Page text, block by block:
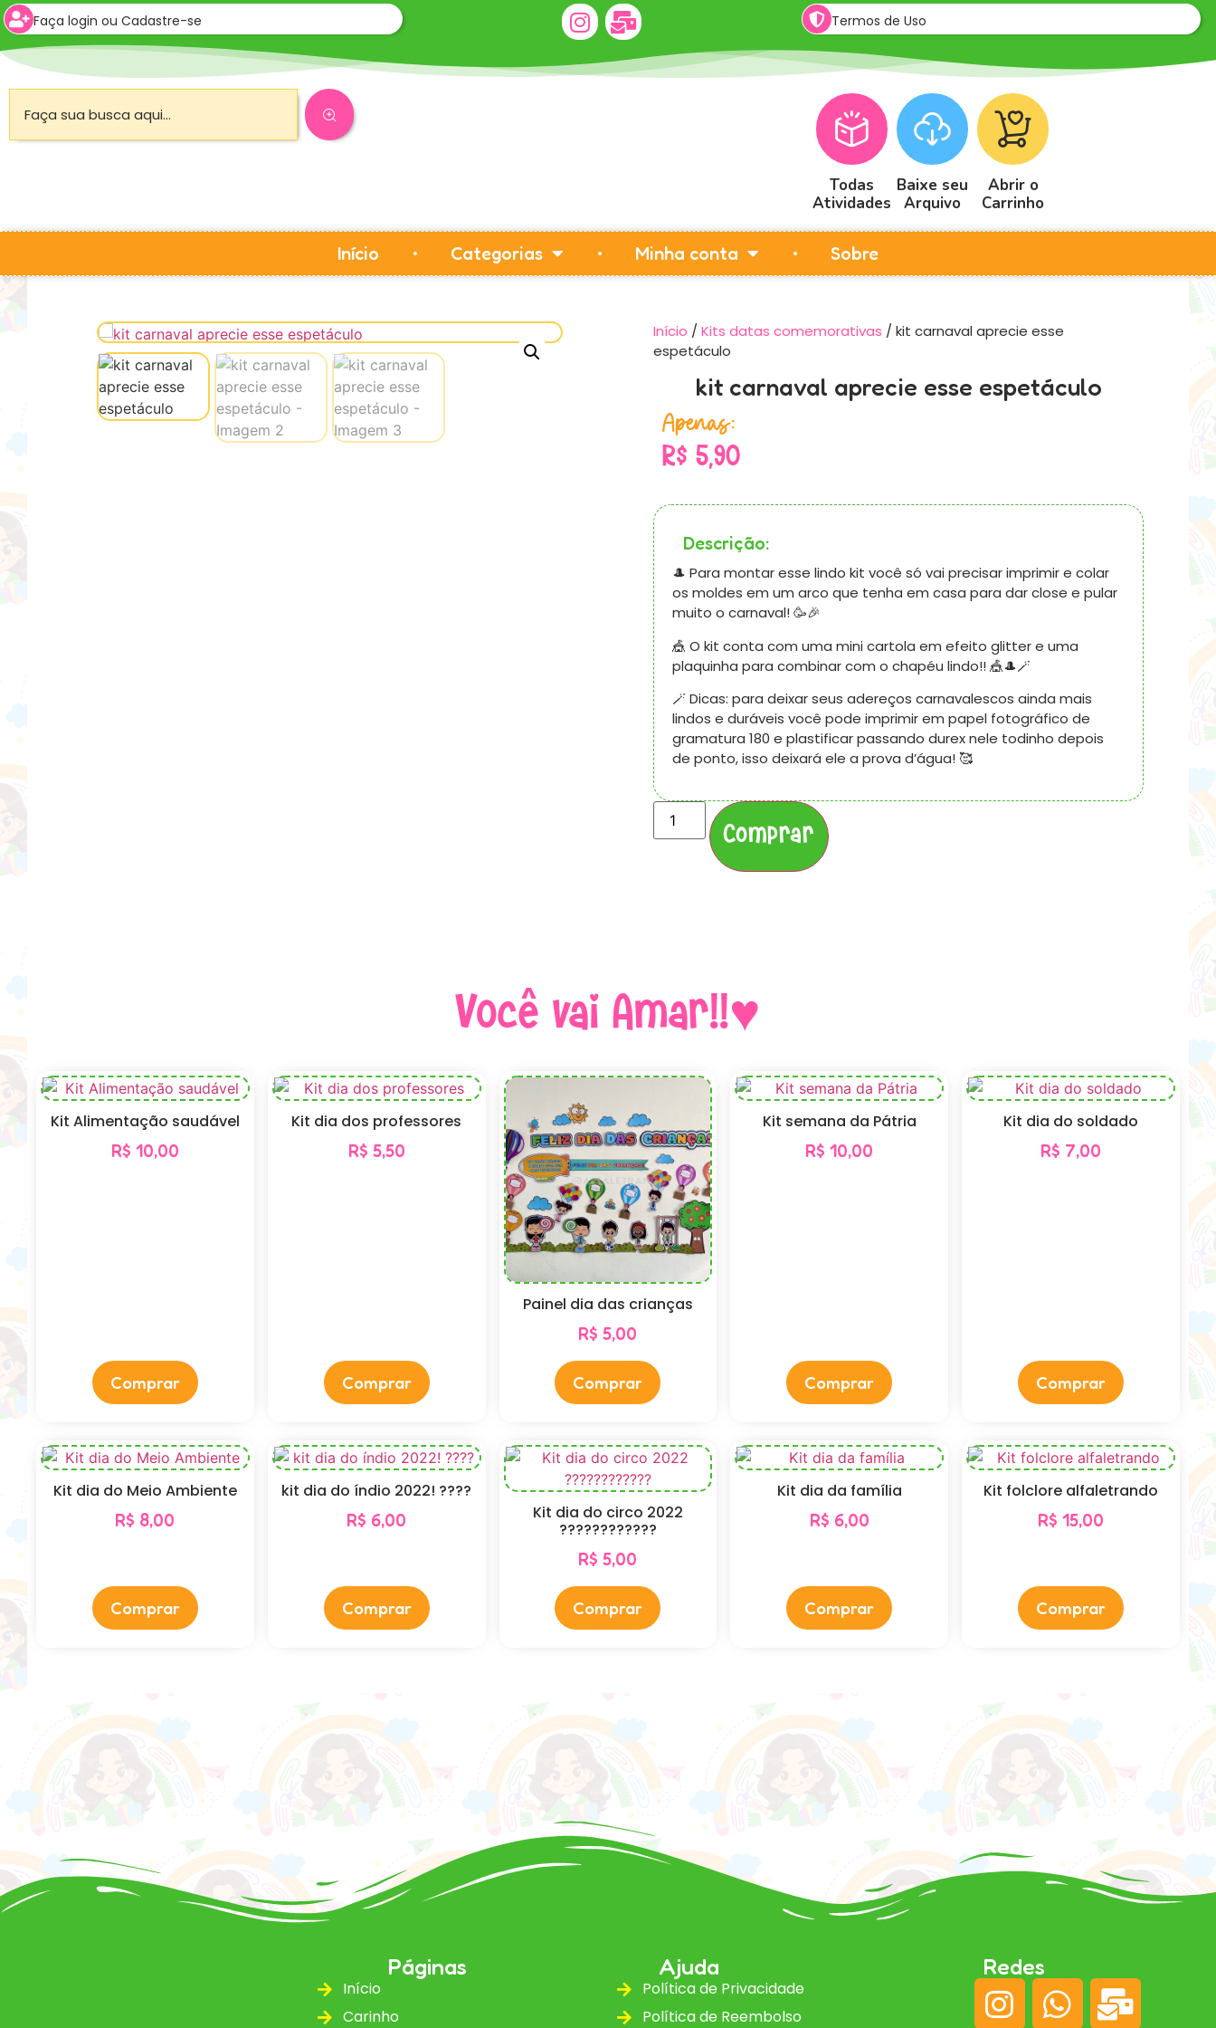
Faça login ou Cadastre-se Termos de Uso
Todas
Atividades
Baixe seu
Arquivo
Abrir o
Carrinho
Início Categorias Minha conta Sobre
Início / Kits datas comemorativas / kit carnaval aprecie esse
espetáculo
kit carnaval aprecie esse espetáculo
Apenas:
R$ 5,90
Descrição:
🎩 Para montar esse lindo kit você só vai precisar imprimir e colar
os moldes em um arco que tenha em casa para dar close e pular
muito o carnaval! 🥳🎉
🎪 O kit conta com uma mini cartola em efeito glitter e uma
plaquinha para combinar com o chapéu lindo!! 🎪🎩🪄
🪄 Dicas: para deixar seus adereços carnavalescos ainda mais
lindos e duráveis você pode imprimir em papel fotográfico de
gramatura 180 e plastificar passando durex nele todinho depois
de ponto, isso deixará ele a prova d’água! 🥰
Comprar
Você vai Amar!!♥
Kit Alimentação saudável
R$ 10,00
Comprar
Kit dia dos professores
R$ 5,50
Comprar
Painel dia das crianças
R$ 5,00
Comprar
Kit semana da Pátria
R$ 10,00
Comprar
Kit dia do soldado
R$ 7,00
Comprar
Kit dia do Meio Ambiente
R$ 8,00
Comprar
kit dia do índio 2022! ????
R$ 6,00
Comprar
Kit dia do circo 2022
????????????
R$ 5,00
Comprar
Kit dia da família
R$ 6,00
Comprar
Kit folclore alfaletrando
R$ 15,00
Comprar
Páginas
Início
Carinho
Ajuda
Política de Privacidade
Política de Reembolso
Redes